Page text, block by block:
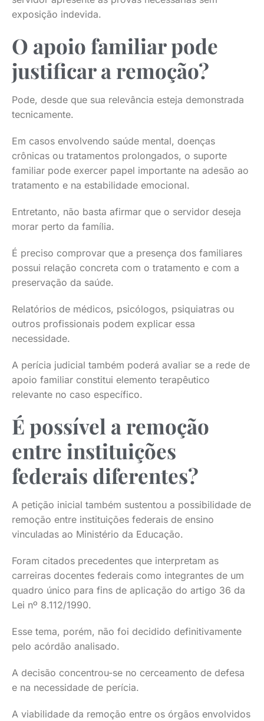
exposição indevida.
O apoio familiar pode
justificar a remoção?
Pode, desde que sua relevância esteja demonstrada
tecnicamente.
Em casos envolvendo saúde mental, doenças
crônicas ou tratamentos prolongados, o suporte
familiar pode exercer papel importante na adesão ao
tratamento e na estabilidade emocional.
Entretanto, não basta afirmar que o servidor deseja
morar perto da família.
É preciso comprovar que a presença dos familiares
possui relação concreta com o tratamento e com a
preservação da saúde.
Relatórios de médicos, psicólogos, psiquiatras ou
outros profissionais podem explicar essa
necessidade.
A perícia judicial também poderá avaliar se a rede de
apoio familiar constitui elemento terapêutico
relevante no caso específico.
É possível a remoção
entre instituições
federais diferentes?
A petição inicial também sustentou a possibilidade de
remoção entre instituições federais de ensino
vinculadas ao Ministério da Educação.
Foram citados precedentes que interpretam as
carreiras docentes federais como integrantes de um
quadro único para fins de aplicação do artigo 36 da
Lei nº 8.112/1990.
Esse tema, porém, não foi decidido definitivamente
pelo acórdão analisado.
A decisão concentrou-se no cerceamento de defesa
e na necessidade de perícia.
A viabilidade da remoção entre os órgãos envolvidos